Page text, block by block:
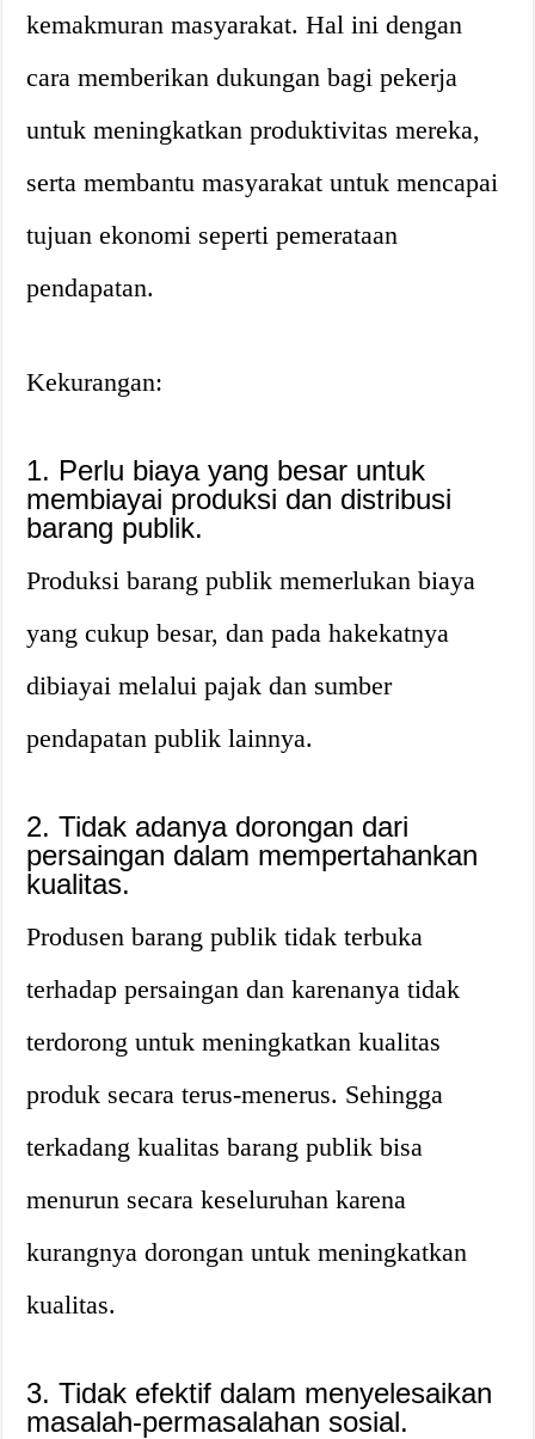
kemakmuran masyarakat. Hal ini dengan
cara memberikan dukungan bagi pekerja
untuk meningkatkan produktivitas mereka,
serta membantu masyarakat untuk mencapai
tujuan ekonomi seperti pemerataan
pendapatan.
Kekurangan:
1. Perlu biaya yang besar untuk
membiayai produksi dan distribusi
barang publik.
Produksi barang publik memerlukan biaya
yang cukup besar, dan pada hakekatnya
dibiayai melalui pajak dan sumber
pendapatan publik lainnya.
2. Tidak adanya dorongan dari
persaingan dalam mempertahankan
kualitas.
Produsen barang publik tidak terbuka
terhadap persaingan dan karenanya tidak
terdorong untuk meningkatkan kualitas
produk secara terus-menerus. Sehingga
terkadang kualitas barang publik bisa
menurun secara keseluruhan karena
kurangnya dorongan untuk meningkatkan
kualitas.
3. Tidak efektif dalam menyelesaikan
masalah-permasalahan sosial.